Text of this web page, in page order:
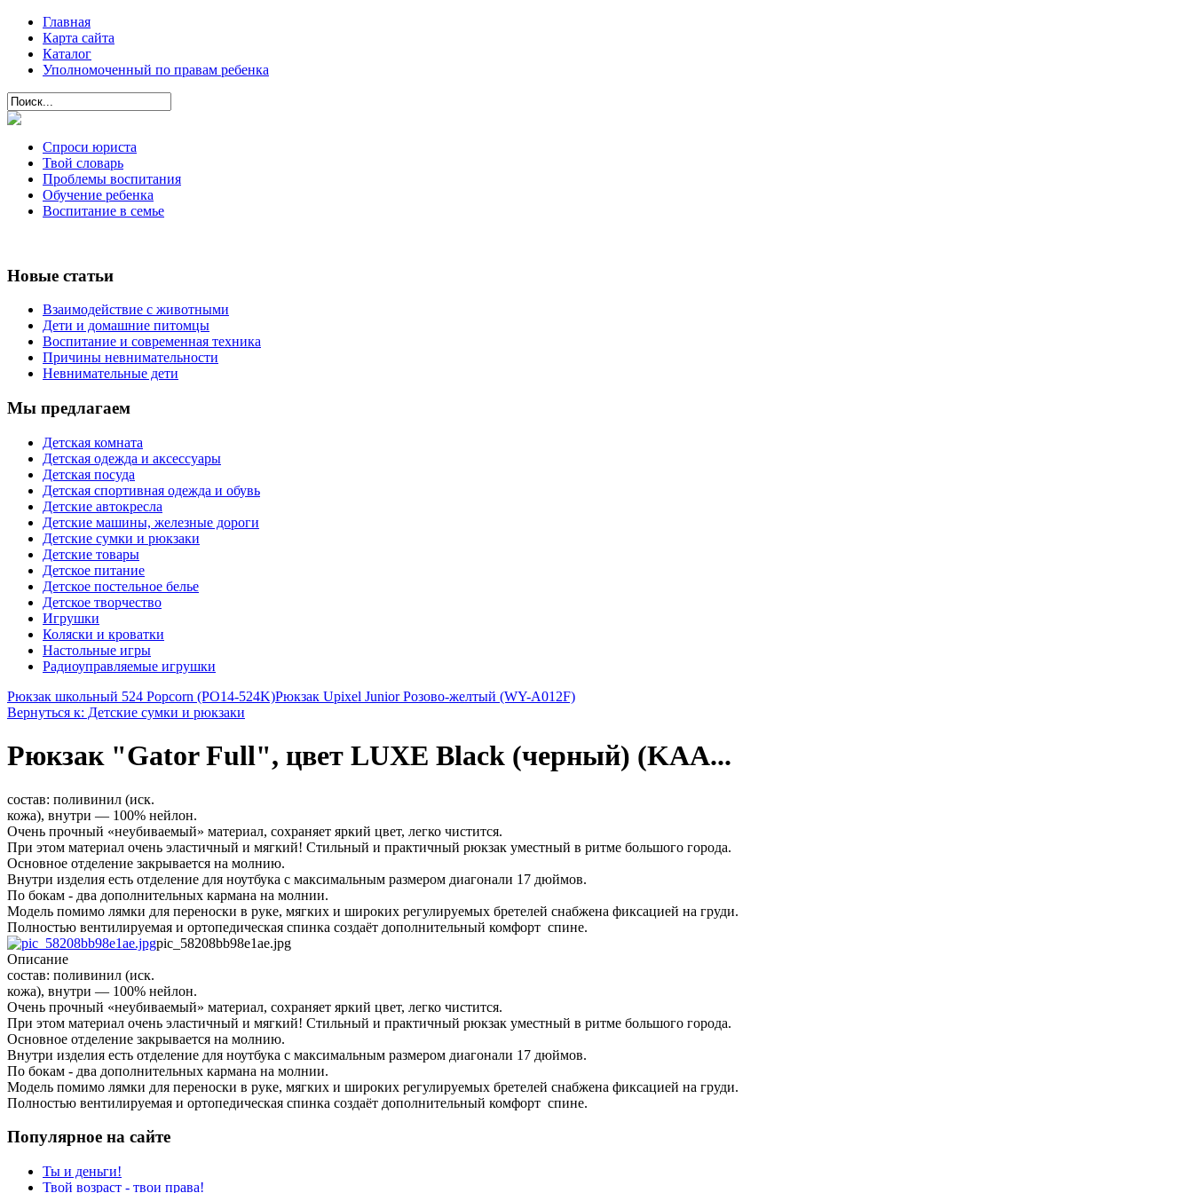
Главная
Карта сайта
Каталог
Уполномоченный по правам ребенка
Спроси юриста
Твой словарь
Проблемы воспитания
Обучение ребенка
Воспитание в семье
Новые статьи
Взаимодействие с животными
Дети и домашние питомцы
Воспитание и современная техника
Причины невнимательности
Невнимательные дети
Мы предлагаем
Детская комната
Детская одежда и аксессуары
Детская посуда
Детская спортивная одежда и обувь
Детские автокресла
Детские машины, железные дороги
Детские сумки и рюкзаки
Детские товары
Детское питание
Детское постельное белье
Детское творчество
Игрушки
Коляски и кроватки
Настольные игры
Радиоуправляемые игрушки
Рюкзак школьный 524 Popcorn (PO14-524K)Рюкзак Upixel Junior Розово-желтый (WY-A012F)
Вернуться к: Детские сумки и рюкзаки
Рюкзак "Gator Full", цвет LUXE Black (черный) (KAA...
состав: поливинил (иск.
кожа), внутри — 100% нейлон.
Очень прочный «неубиваемый» материал, сохраняет яркий цвет, легко чистится.
При этом материал очень эластичный и мягкий! Стильный и практичный рюкзак уместный в ритме большого города.
Основное отделение закрывается на молнию.
Внутри изделия есть отделение для ноутбука с максимальным размером диагонали 17 дюймов.
По бокам - два дополнительных кармана на молнии.
Модель помимо лямки для переноски в руке, мягких и широких регулируемых бретелей снабжена фиксацией на груди.
Полностью вентилируемая и ортопедическая спинка создаёт дополнительный комфорт спине.
pic_58208bb98e1ae.jpg
Описание
состав: поливинил (иск.
кожа), внутри — 100% нейлон.
Очень прочный «неубиваемый» материал, сохраняет яркий цвет, легко чистится.
При этом материал очень эластичный и мягкий! Стильный и практичный рюкзак уместный в ритме большого города.
Основное отделение закрывается на молнию.
Внутри изделия есть отделение для ноутбука с максимальным размером диагонали 17 дюймов.
По бокам - два дополнительных кармана на молнии.
Модель помимо лямки для переноски в руке, мягких и широких регулируемых бретелей снабжена фиксацией на груди.
Полностью вентилируемая и ортопедическая спинка создаёт дополнительный комфорт спине.
Популярное на сайте
Ты и деньги!
Твой возраст - твои права!